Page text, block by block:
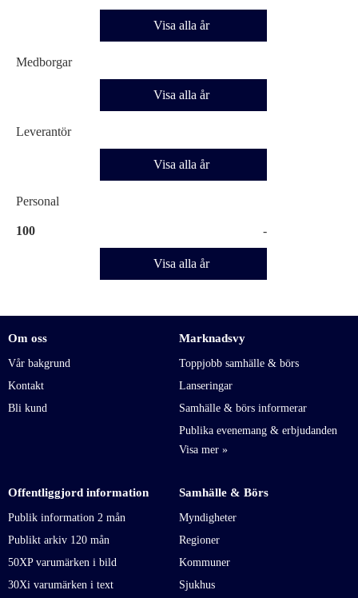
Visa alla år
Medborgar
Visa alla år
Leverantör
Visa alla år
Personal
100 -
Visa alla år
Om oss
Vår bakgrund
Kontakt
Bli kund
Marknadsvy
Toppjobb samhälle & börs
Lanseringar
Samhälle & börs informerar
Publika evenemang & erbjudanden
Offentliggjord information
Publik information 2 mån
Publikt arkiv 120 mån
50XP varumärken i bild
30Xi varumärken i text
Samhälle & Börs
Myndigheter
Regioner
Kommuner
Sjukhus